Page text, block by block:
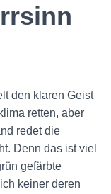
den klaren Geist
retten, aber
redet die
Denn das ist viel
gefärbte
keiner deren